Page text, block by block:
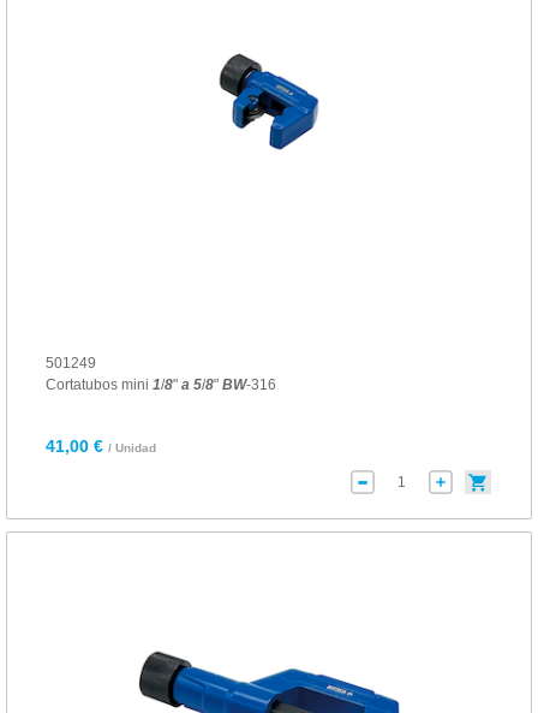
501249
Cortatubos mini 1/8" a 5/8" BW-316
41,00 € / Unidad